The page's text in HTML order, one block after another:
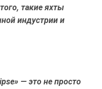
такие яхты
индустрии и
— это не просто